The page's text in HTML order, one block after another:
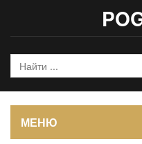
МЕНЮ